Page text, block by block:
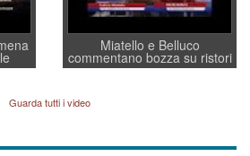
di
Miatello e Belluco
commentano bozza su ristori
BPVi e Veneto Banca
Guarda tutti i video